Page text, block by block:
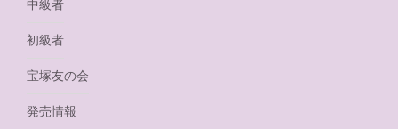
中級者
初級者
宝塚友の会
発売情報